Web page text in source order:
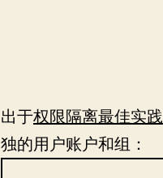
出于权限隔离最佳实践
独的用户账户和组：